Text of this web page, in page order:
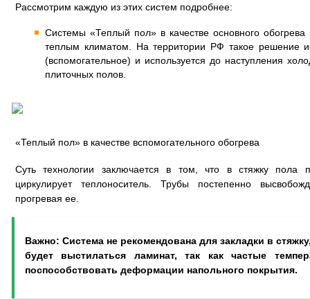
Рассмотрим каждую из этих систем подробнее:
Системы «Теплый пол» в качестве основного обогрева
теплым климатом. На территории РФ такое решение
(вспомогательное) и используется до наступления
плиточных полов.
«Теплый пол» в качестве вспомогательного обогрева
Суть технологии заключается в том, что в стяжку пола
циркулирует теплоноситель. Трубы постепенно
прогревая ее.
Важно: Система не рекомендована для закладки в
будет выстилаться ламинат, так как частые
поспособствовать деформации напольного покрытия.